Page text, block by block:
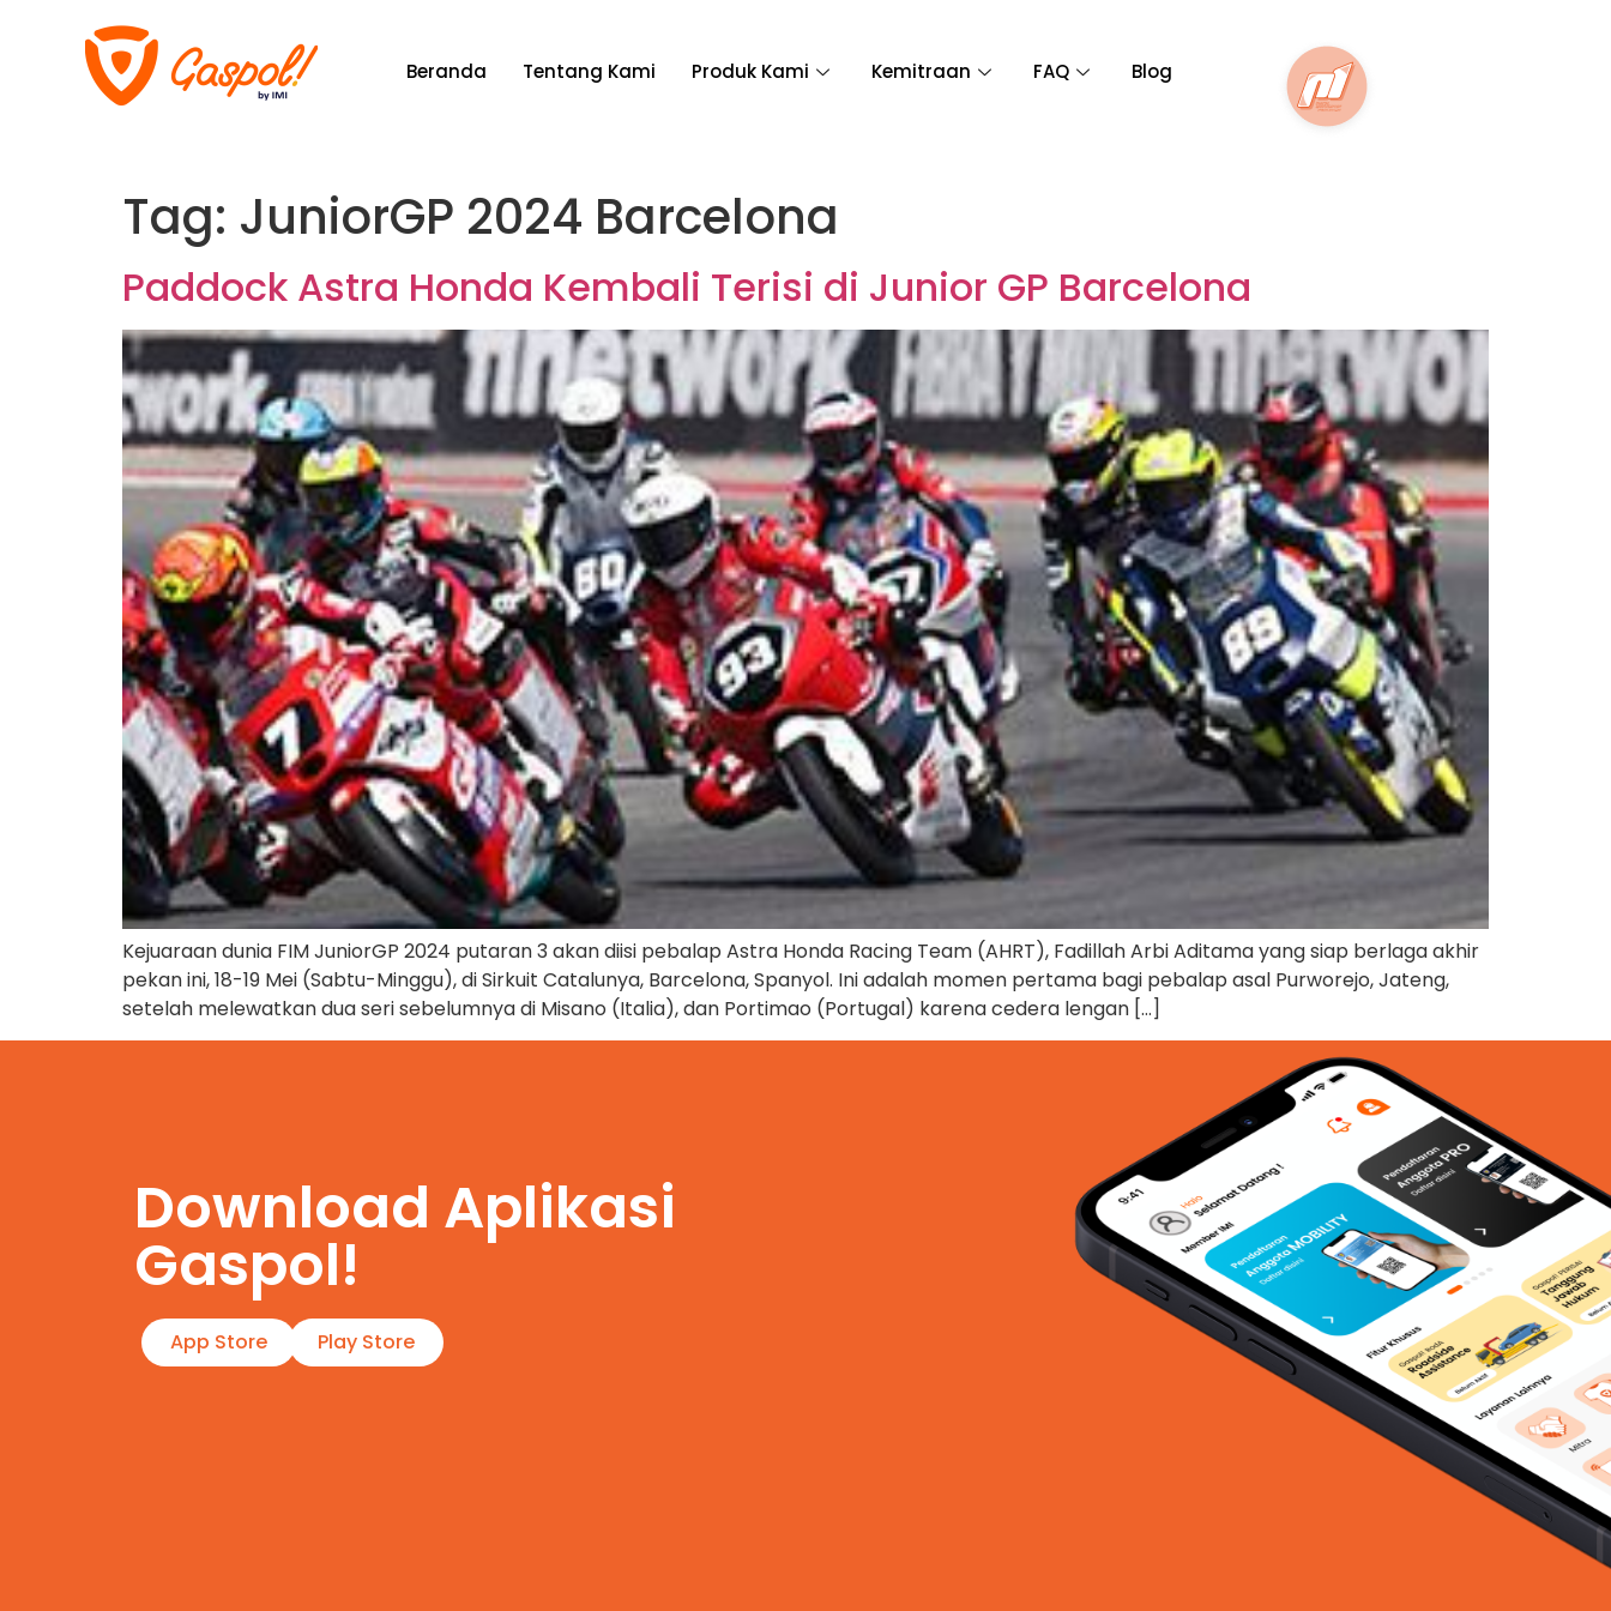
Beranda Tentang Kami Produk Kami Kemitraan FAQ Blog
Tag: JuniorGP 2024 Barcelona
Paddock Astra Honda Kembali Terisi di Junior GP Barcelona
Kejuaraan dunia FIM JuniorGP 2024 putaran 3 akan diisi pebalap Astra Honda Racing Team (AHRT), Fadillah Arbi Aditama yang siap berlaga akhir
pekan ini, 18-19 Mei (Sabtu-Minggu), di Sirkuit Catalunya, Barcelona, Spanyol. Ini adalah momen pertama bagi pebalap asal Purworejo, Jateng,
setelah melewatkan dua seri sebelumnya di Misano (Italia), dan Portimao (Portugal) karena cedera lengan […]
Download Aplikasi
Gaspol!
App Store Play Store